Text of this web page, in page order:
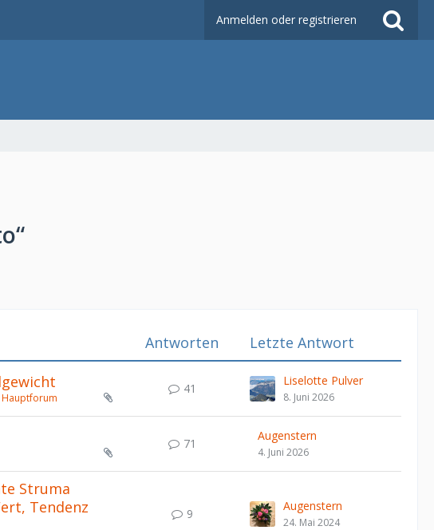
Anmelden oder registrieren
Antworten Letzte Antwort
41
Liselotte Pulver
8. Juni 2026
71
Augenstern
4. Juni 2026
Struma
Tendenz
9
Augenstern
24. Mai 2024